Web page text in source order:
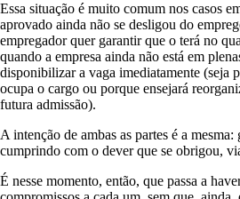
Essa situação é muito comum nos casos
aprovado ainda não se desligou do
empregador quer garantir que o terá no
quando a empresa ainda não está em
disponibilizar a vaga imediatamente (seja
ocupa o cargo ou porque ensejará
futura admissão).
A intenção de ambas as partes é a
cumprindo com o dever que se obrigou,
É nesse momento, então, que passa a